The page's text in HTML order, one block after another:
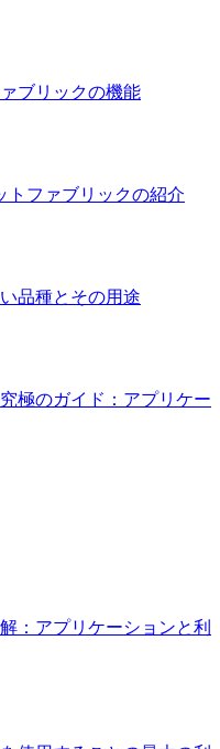
ブリックの機能
トファブリックの紹介
品種とその用途
極のガイド：アプリケー
：アプリケーションと利